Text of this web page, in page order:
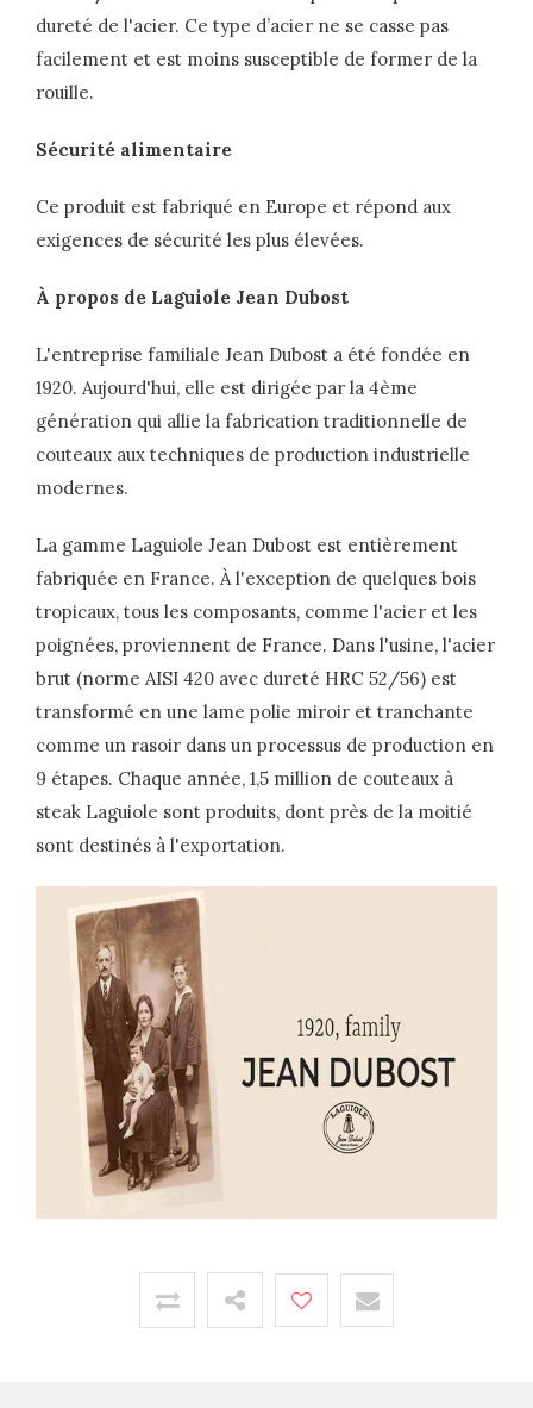
dureté de l'acier. Ce type d’acier ne se casse pas
facilement et est moins susceptible de former de la
rouille.
Sécurité alimentaire
Ce produit est fabriqué en Europe et répond aux
exigences de sécurité les plus élevées.
À propos de Laguiole Jean Dubost
L'entreprise familiale Jean Dubost a été fondée en
1920. Aujourd'hui, elle est dirigée par la 4ème
génération qui allie la fabrication traditionnelle de
couteaux aux techniques de production industrielle
modernes.
La gamme Laguiole Jean Dubost est entièrement
fabriquée en France. À l'exception de quelques bois
tropicaux, tous les composants, comme l'acier et les
poignées, proviennent de France. Dans l'usine, l'acier
brut (norme AISI 420 avec dureté HRC 52/56) est
transformé en une lame polie miroir et tranchante
comme un rasoir dans un processus de production en
9 étapes. Chaque année, 1,5 million de couteaux à
steak Laguiole sont produits, dont près de la moitié
sont destinés à l'exportation.